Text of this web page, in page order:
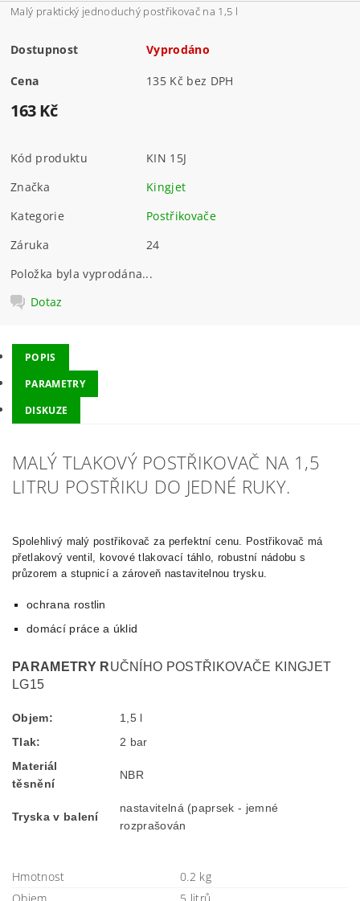
Malý praktický jednoduchý postřikovač na 1,5 l
Dostupnost Vyprodáno
Cena 135 Kč bez DPH
163 Kč
Kód produktu
KIN 15J
Značka
Kingjet
Kategorie
Postřikovače
Záruka
24
Položka byla vyprodána...
Dotaz
POPIS
PARAMETRY
DISKUZE
MALÝ TLAKOVÝ POSTŘIKOVAČ NA 1,5
LITRU POSTŘIKU DO JEDNÉ RUKY.
Spolehlivý malý postřikovač za perfektní cenu. Postřikovač má
přetlakový ventil, kovové tlakovací táhlo, robustní nádobu s
průzorem a stupnicí a zároveň nastavitelnou trysku.
ochrana rostlin
domácí práce a úklid
PARAMETRY RUČNÍHO POSTŘIKOVAČE KINGJET
LG15
Objem:
1,5 l
Tlak:
2 bar
Materiál
těsnění
NBR
Tryska v balení
nastavitelná (paprsek - jemné
rozprašován
Hmotnost
0.2 kg